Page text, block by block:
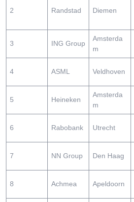
2 Randstad Diemen
3 ING Group
Amsterda
m
4 ASML Veldhoven
5 Heineken
Amsterda
m
6 Rabobank Utrecht
7 NN Group Den Haag
8 Achmea Apeldoorn